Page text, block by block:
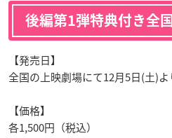
後編第1弾特典付き全
【発売日】
全国の上映劇場にて12月5日(土)
【価格】
各1,500円（税込）